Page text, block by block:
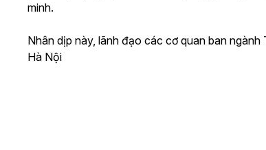
minh.
Nhân dịp này, lãnh đạo các cơ quan ban
Hà Nội